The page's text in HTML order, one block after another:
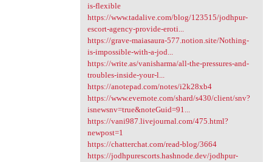
is-flexible
https://www.tadalive.com/blog/123515/jodhpur-
escort-agency-provide-eroti...
https://grave-maiasaura-577.notion.site/Nothing-
is-impossible-with-a-jod...
https://write.as/vanisharma/all-the-pressures-and-
troubles-inside-your-l...
https://anotepad.com/notes/i2k28xb4
https://www.evernote.com/shard/s430/client/snv?
isnewsnv=true&noteGuid=91...
https://vani987.livejournal.com/475.html?
newpost=1
https://chatterchat.com/read-blog/3664
https://jodhpurescorts.hashnode.dev/jodhpur-